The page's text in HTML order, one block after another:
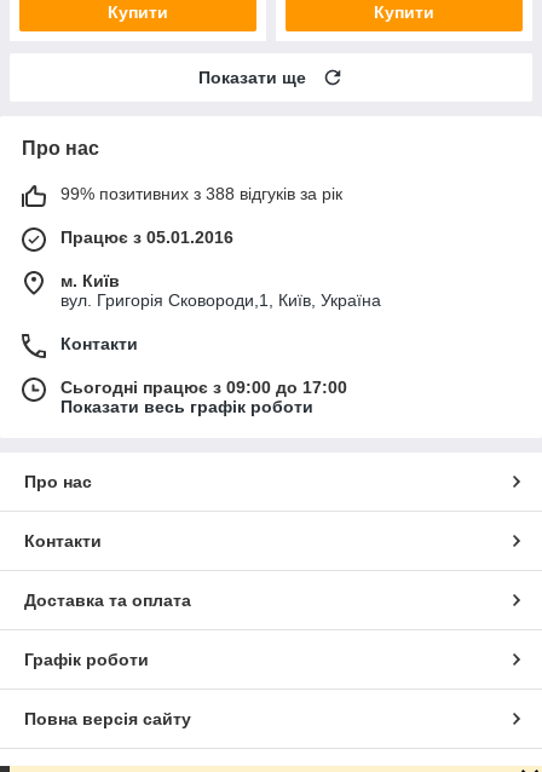
Купити Купити
Показати ще
Про нас
99% позитивних з 388 відгуків за рік
Працює з 05.01.2016
м. Київ
вул. Григорія Сковороди,1, Київ, Україна
Контакти
Сьогодні працює з 09:00 до 17:00
Показати весь графік роботи
Про нас
Контакти
Доставка та оплата
Графік роботи
Повна версія сайту